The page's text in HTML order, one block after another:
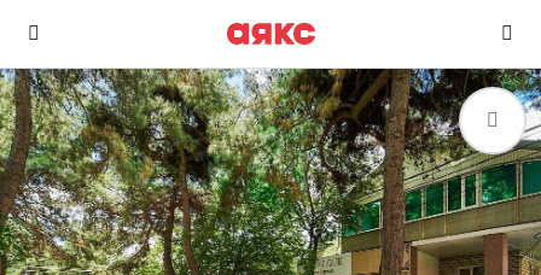
г. Анапа
Избранное
0 объявлений
Сравнение
0 объявлений